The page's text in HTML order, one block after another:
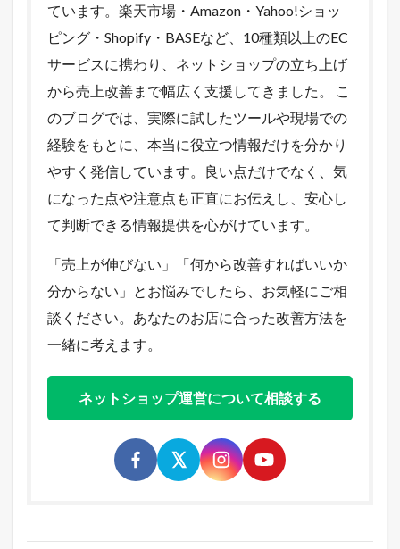
ています。楽天市場・Amazon・Yahoo!ショッ
ピング・Shopify・BASEなど、10種類以上のEC
サービスに携わり、ネットショップの立ち上げ
から売上改善まで幅広く支援してきました。 こ
のブログでは、実際に試したツールや現場での
経験をもとに、本当に役立つ情報だけを分かり
やすく発信しています。良い点だけでなく、気
になった点や注意点も正直にお伝えし、安心し
て判断できる情報提供を心がけています。
「売上が伸びない」「何から改善すればいいか
分からない」とお悩みでしたら、お気軽にご相
談ください。あなたのお店に合った改善方法を
一緒に考えます。
ネットショップ運営について相談する